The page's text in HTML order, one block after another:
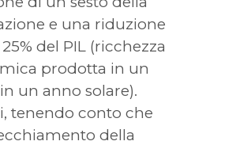
e una riduzione
del PIL (ricchezza
prodotta in un
un anno solare).
tenendo conto che
della